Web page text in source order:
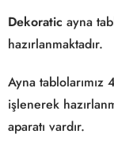
Dekoratic ayna
hazırlanmaktadır.
Ayna tablolarımız
işlenerek
aparatı vardır.